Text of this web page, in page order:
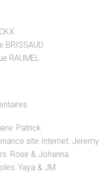
BRISSAUD
RAUMEL
Patrick
site Internet: Jeremy
Rose & Johanna
Yaya & JM